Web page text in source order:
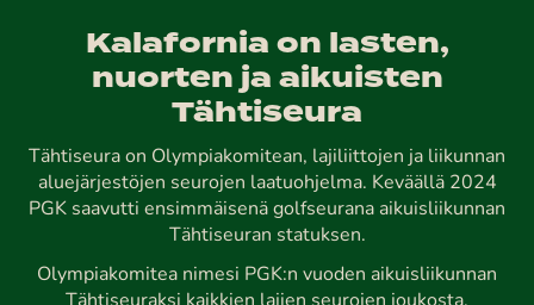
Kalafornia on lasten,
nuorten ja aikuisten
Tähtiseura
Tähtiseura on Olympiakomitean, lajiliittojen ja liikunnan
aluejärjestöjen seurojen laatuohjelma. Keväällä 2024
PGK saavutti ensimmäisenä golfseurana aikuisliikunnan
Tähtiseuran statuksen.
Olympiakomitea nimesi PGK:n vuoden aikuisliikunnan
Tähtiseuraksi kaikkien lajien seurojen joukosta.